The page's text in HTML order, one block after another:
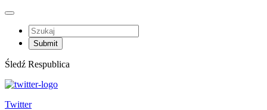
Śledź Respublica
Twitter